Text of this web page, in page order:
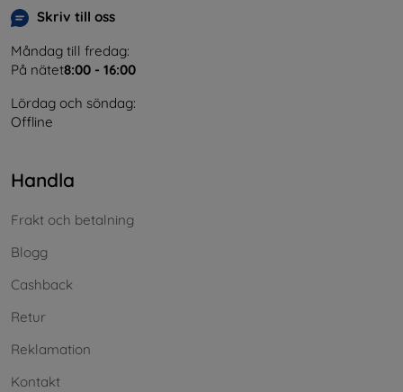
Skriv till oss
Måndag till fredag:
På nätet8:00 - 16:00
Lördag och söndag:
Offline
Handla
Frakt och betalning
Blogg
Cashback
Retur
Reklamation
Kontakt